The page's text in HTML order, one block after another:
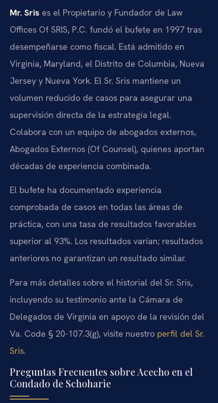
Mr. Sris es el Propietario y Fundador de Law
Offices Of SRIS, P.C. fundó el bufete en 1997 tras
desempeñarse como fiscal. Está admitido en
Virginia, Maryland, el Distrito de Columbia, Nueva
Jersey y Nueva York. El Sr. Sris mantiene un
volumen reducido de casos para asegurar una
supervisión directa de la estrategia legal.
Colabora con un equipo de abogados externos,
Abogados Externos (Of Counsel), quienes aportan
décadas de experiencia combinada.
El bufete ha documentado experiencia
comprobada de casos en todas las áreas de
práctica, con una tasa de resultados favorables
superior al 93%. Los resultados varían; resultados
anteriores no garantizan un resultado similar.
Para más detalles sobre el historial del Sr. Sris,
incluyendo su testimonio ante la Cámara de
Delegados de Virginia en apoyo de la revisión del
Va. Code § 20-107.3(g), visite nuestro perfil del Sr.
Sris.
Preguntas Frecuentes sobre Acecho en el
Condado de Schoharie